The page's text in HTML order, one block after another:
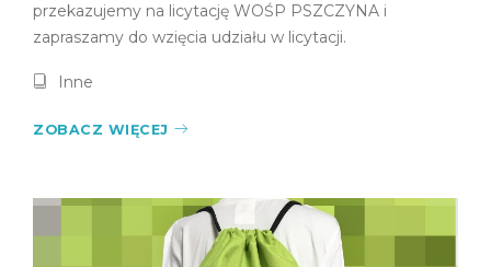
przekazujemy na licytację WOŚP PSZCZYNA i
zapraszamy do wzięcia udziału w licytacji.
Inne
ZOBACZ WIĘCEJ